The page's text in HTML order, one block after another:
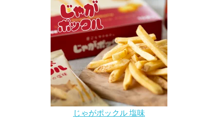
じゃがポックル 塩味